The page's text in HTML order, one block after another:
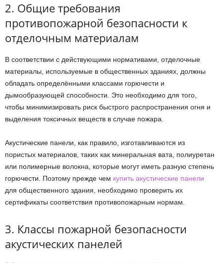
2. Общие требования
противопожарной безопасности к
отделочным материалам
В соответствии с действующими нормативами, отделочные
материалы, используемые в общественных зданиях, должны
обладать определёнными классами горючести и
дымообразующей способности. Это необходимо для того,
чтобы минимизировать риск быстрого распространения огня и
выделения токсичных веществ в случае пожара.
Акустические панели, как правило, изготавливаются из
пористых материалов, таких как минеральная вата, полиуретан
или полимерные волокна, которые могут иметь разную степень
горючести. Поэтому прежде чем купить акустические панели
для общественного здания, необходимо проверить их
сертификаты соответствия противопожарным нормам.
3. Классы пожарной безопасности
акустических панелей